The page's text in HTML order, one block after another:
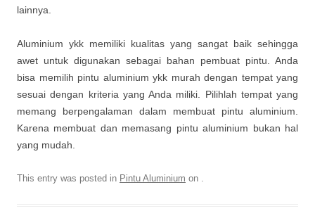
lainnya.
Aluminium ykk memiliki kualitas yang sangat baik sehingga
awet untuk digunakan sebagai bahan pembuat pintu. Anda
bisa memilih pintu aluminium ykk murah dengan tempat yang
sesuai dengan kriteria yang Anda miliki. Pilihlah tempat yang
memang berpengalaman dalam membuat pintu aluminium.
Karena membuat dan memasang pintu aluminium bukan hal
yang mudah.
This entry was posted in Pintu Aluminium on .